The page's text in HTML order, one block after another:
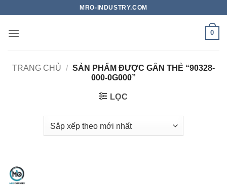
nội
MRO-INDUSTRY.COM
0
TRANG CHỦ / SẢN PHẨM ĐƯỢC GẮN THẺ “90328-
000-0G000”
LỌC